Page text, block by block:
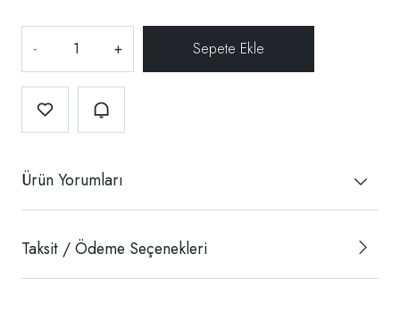
- +
Ürün Yorumları
Taksit / Ödeme Seçenekleri